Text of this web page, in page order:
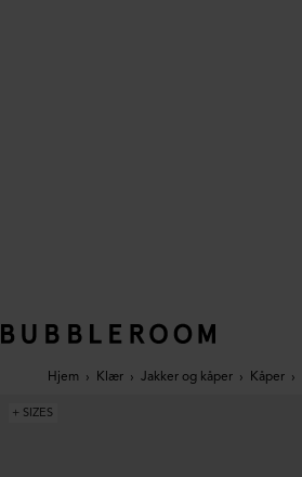
Hjem › Klær › Jakker og kåper › Kåper ›
+ SIZES